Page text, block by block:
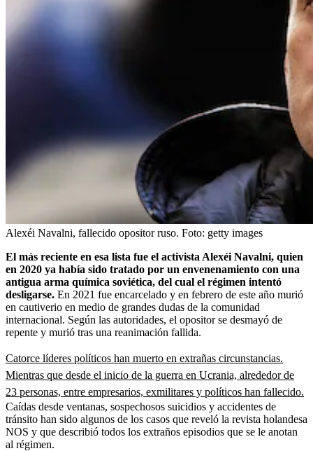
Alexéi Navalni, fallecido opositor ruso. Foto: getty images
El más reciente en esa lista fue el activista Alexéi Navalni, quien
en 2020 ya había sido tratado por un envenenamiento con una
antigua arma química soviética, del cual el régimen intentó
desligarse. En 2021 fue encarcelado y en febrero de este año murió
en cautiverio en medio de grandes dudas de la comunidad
internacional. Según las autoridades, el opositor se desmayó de
repente y murió tras una reanimación fallida.
Catorce líderes políticos han muerto en extrañas circunstancias.
Mientras que desde el inicio de la guerra en Ucrania, alrededor de
23 personas, entre empresarios, exmilitares y políticos han fallecido.
Caídas desde ventanas, sospechosos suicidios y accidentes de
tránsito han sido algunos de los casos que reveló la revista holandesa
NOS y que describió todos los extraños episodios que se le anotan
al régimen.